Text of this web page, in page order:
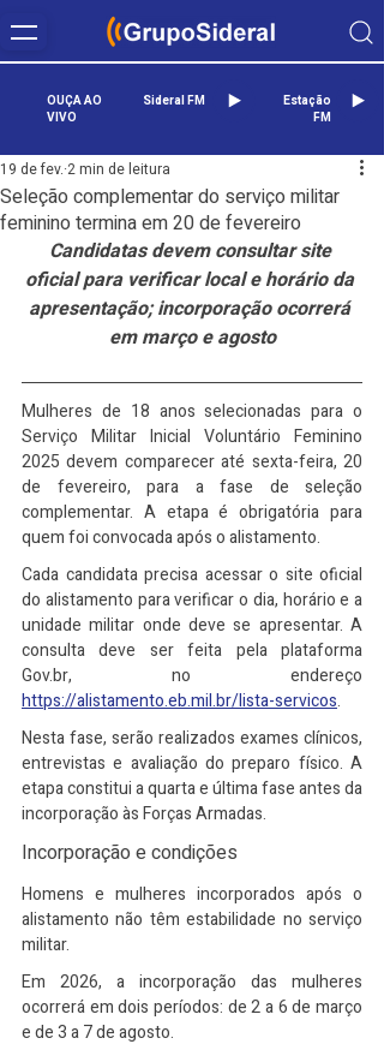
OUÇA AO
VIVO
Sideral FM
Estação
FM
Seleção complementar do serviço militar
feminino termina em 20 de fevereiro
19 de fev. 2 min de leitura
Candidatas devem consultar site
oficial para verificar local e horário da
apresentação; incorporação ocorrerá
em março e agosto
Mulheres de 18 anos selecionadas para o
Serviço Militar Inicial Voluntário Feminino
2025 devem comparecer até sexta-feira, 20
de fevereiro, para a fase de seleção
complementar. A etapa é obrigatória para
quem foi convocada após o alistamento.
Cada candidata precisa acessar o site oficial
do alistamento para verificar o dia, horário e a
unidade militar onde deve se apresentar. A
consulta deve ser feita pela plataforma
https://alistamento.eb.mil.br/lista-servicos.
Nesta fase, serão realizados exames clínicos,
entrevistas e avaliação do preparo físico. A
etapa constitui a quarta e última fase antes da
incorporação às Forças Armadas.
Incorporação e condições
Homens e mulheres incorporados após o
alistamento não têm estabilidade no serviço
militar.
Em 2026, a incorporação das mulheres
ocorrerá em dois períodos: de 2 a 6 de março
e de 3 a 7 de agosto.